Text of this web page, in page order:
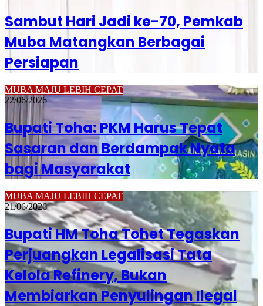
Sambut Hari Jadi ke-70, Pemkab
Muba Matangkan Berbagai
Persiapan
MUBA MAJU LEBIH CEPAT
22/06/2026
Bupati Toha: PKM Harus Tepat
Sasaran dan Berdampak Nyata
bagi Masyarakat
MUBA MAJU LEBIH CEPAT
21/06/2026
Bupati HM Toha Tohet Tegaskan
Perjuangkan Legalisasi Tata
Kelola Refinery, Bukan
Membiarkan Penyulingan Ilegal